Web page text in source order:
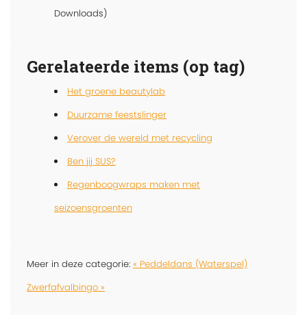
Downloads)
Gerelateerde items (op tag)
Het groene beautylab
Duurzame feestslinger
Verover de wereld met recycling
Ben jij SUS?
Regenboogwraps maken met
seizoensgroenten
Meer in deze categorie: « Peddeldans (Waterspel)
Zwerfafvalbingo »